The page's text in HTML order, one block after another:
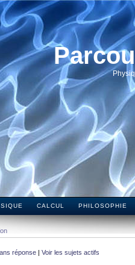
CALCUL PHILOSOPHIE
réponse | Voir les sujets actifs